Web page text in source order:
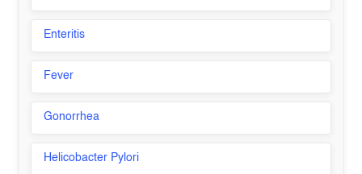
Enteritis
Fever
Gonorrhea
Helicobacter Pylori